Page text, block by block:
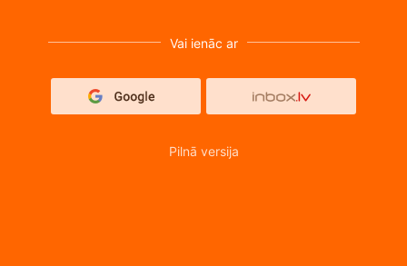
Vai ienāc ar
Pilnā versija